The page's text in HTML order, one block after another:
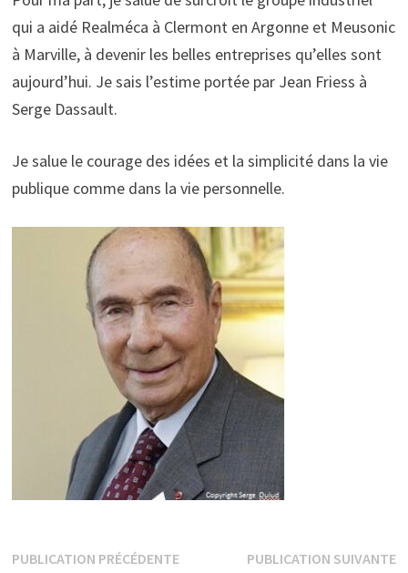
qui a aidé Realméca à Clermont en Argonne et Meusonic
à Marville, à devenir les belles entreprises qu’elles sont
aujourd’hui. Je sais l’estime portée par Jean Friess à
Serge Dassault.
Je salue le courage des idées et la simplicité dans la vie
publique comme dans la vie personnelle.
Navigation
PUBLICATION PRÉCÉDENTEPublicationPUBLICATION SUIVANTE